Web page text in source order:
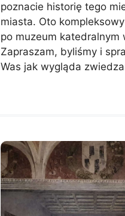
poznacie historię tego
miasta. Oto
po muzeum katedralnym
Zapraszam, byliśmy i
Was jak wygląda